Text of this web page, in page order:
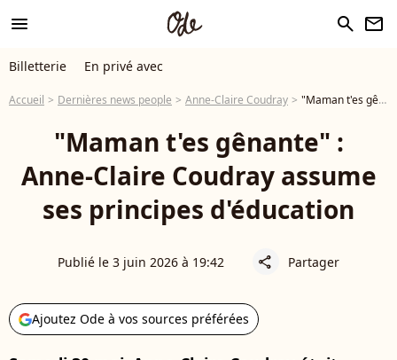
menu search newsletter
Billetterie En privé avec
Accueil Dernières news people Anne-Claire Coudray "Maman t'es gênante" : Anne-Claire Coudray assume ses principes d'éducation
"Maman t'es gênante" :
Anne-Claire Coudray assume
ses principes d'éducation
Publié le 3 juin 2026 à 19:42 share Partager
Ajoutez Ode à vos sources préférées